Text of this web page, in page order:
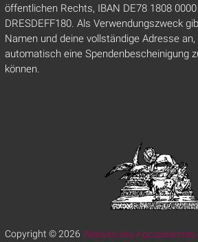
öffentlichen Rechts, IBAN DE78 1808
DRESDEFF180. Als Verwendungszweck
Namen und deine vollständige Adresse
automatisch eine Spendenbescheinigung
können.
Copyright © 2026Website des Apostelamtes